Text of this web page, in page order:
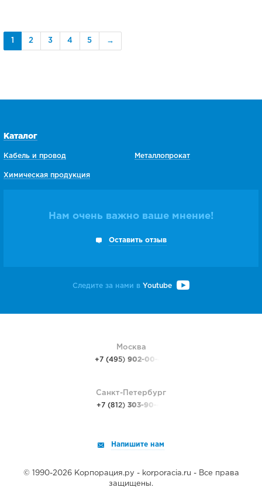
2 3 4 5 →
Каталог
Кабель и провод
Химическая продукция
Металлопрокат
Нам очень важно ваше мнение!
Оставить отзыв
Следите за нами в Youtube
Москва
+7 (495) 902-00-48
Санкт-Петербург
+7 (812) 303-90-48
Напишите нам
© 1990-2026 Корпорация.ру - korporacia.ru - Все права
защищены.